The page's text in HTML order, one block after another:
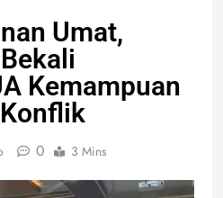
Umat,
Kemampuan
0 3 Mins